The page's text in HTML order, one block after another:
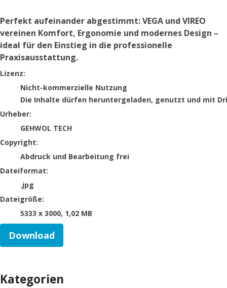
Perfekt aufeinander abgestimmt: VEGA und VIREO
vereinen Komfort, Ergonomie und modernes Design –
ideal für den Einstieg in die professionelle
Praxisausstattung.
GEHWOL TECH
Lizenz:
Nicht-kommerzielle Nutzung
Die Inhalte dürfen heruntergeladen, genutzt und mit
Urheber:
GEHWOL TECH
Copyright:
Abdruck und Bearbeitung frei
Dateiformat:
.jpg
Dateigröße:
5333 x 3000, 1,02 MB
Download
Kategorien